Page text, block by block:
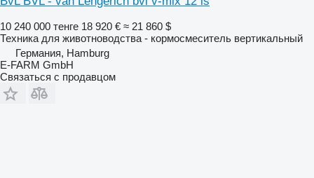
10 240 000 тенге 18 920 € ≈ 21 860 $
Техника для животноводства - кормосмеситель вертикальный
Германия, Hamburg
E-FARM GmbH
Связаться с продавцом